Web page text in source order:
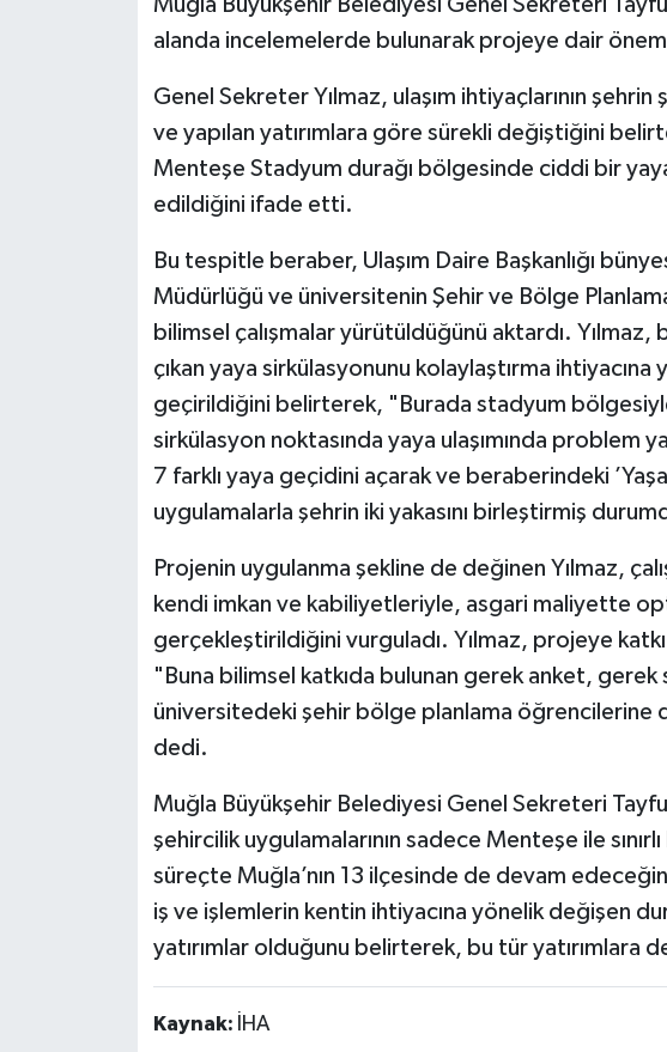
Muğla Büyükşehir Belediyesi Genel Sekreteri
alanda incelemelerde bulunarak projeye dair
Genel Sekreter Yılmaz, ulaşım ihtiyaçlarının
ve yapılan yatırımlara göre sürekli değiştiğini
Menteşe Stadyum durağı bölgesinde ciddi bir yaya
edildiğini ifade etti.
Bu tespitle beraber, Ulaşım Daire Başkanlığı
Müdürlüğü ve üniversitenin Şehir ve Bölge
bilimsel çalışmalar yürütüldüğünü aktardı. Yılmaz,
çıkan yaya sirkülasyonunu kolaylaştırma ihtiyacına
geçirildiğini belirterek, "Burada stadyum bölgesiyle
sirkülasyon noktasında yaya ulaşımında problem
7 farklı yaya geçidini açarak ve beraberindeki
uygulamalarla şehrin iki yakasını birleştirmiş
Projenin uygulanma şekline de değinen Yılmaz,
kendi imkan ve kabiliyetleriyle, asgari maliyette
gerçekleştirildiğini vurguladı. Yılmaz, projeye
"Buna bilimsel katkıda bulunan gerek anket, gerek
üniversitedeki şehir bölge planlama öğrencilerine
dedi.
Muğla Büyükşehir Belediyesi Genel Sekreteri
şehircilik uygulamalarının sadece Menteşe ile
süreçte Muğla’nın 13 ilçesinde de devam
iş ve işlemlerin kentin ihtiyacına yönelik değişen
yatırımlar olduğunu belirterek, bu tür yatırımlara
Kaynak: İHA